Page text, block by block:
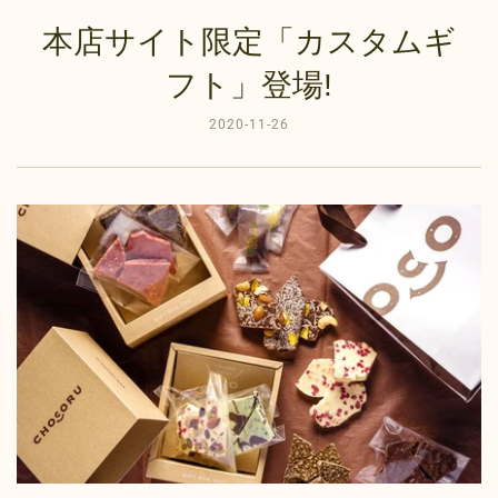
本店サイト限定「カスタムギ
フト」登場!
2020-11-26